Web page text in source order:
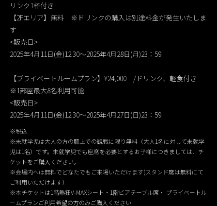
リンク1杯付き
【2Fエリア】無料 ※ドリンクの購入は別途料金が発生いたしま
す
<販売日>
2025年4月11日(金)12:30～2025年4月28日(月)23：59
【プライベートルームプラン】¥24,000 /ドリンク、軽食付き
※1部屋最大8名利用可能
<販売日>
2025年4月11日(金)12:30～2025年4月27日(日)23：59
※税込
※未就学児は大人の方の膝上での観戦に限り無料（大人1名に対して未就学
児は1名）です。未就学児でも座席を必要とするお子様につきましては、チ
ケットをご購入ください。
※会場内へは無料でどなたでもご来場いただけます(スタンド席は無料にて
ご利用いただけます）
※本チケットは1階熱狂V-MAXシート・1階ビアテーブル席・ プライベートル
ームプランご利用希望の方のみご購入ください